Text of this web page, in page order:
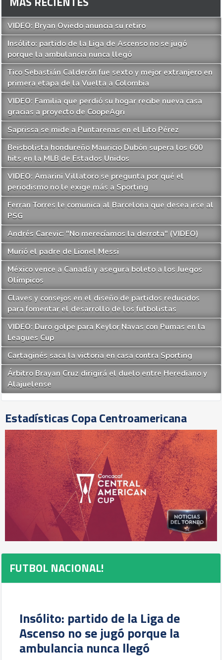
VIDEO: Bryan Oviedo anuncia su retiro
Insólito: partido de la Liga de Ascenso no se jugó
porque la ambulancia nunca llegó
Tico Sebastián Calderón fue sexto y mejor extranjero en
primera etapa de la Vuelta a Colombia
VIDEO: Familia que perdió su hogar recibe nueva casa
gracias a proyecto de CoopeAgri
Saprissa se mide a Puntarenas en el Lito Pérez
Beisbolista hondureño Mauricio Dubón supera los 600
hits en la MLB de Estados Unidos
VIDEO: Amarini Villatoro se pregunta por qué el
periodismo no le exige más a Sporting
Ferran Torres le comunica al Barcelona que desea irse al
PSG
Andrés Carevic: "No merecíamos la derrota" (VIDEO)
Murió el padre de Lionel Messi
México vence a Canadá y asegura boleto a los Juegos
Olímpicos
Claves y consejos en el diseño de partidos reducidos
para fomentar el desarrollo de los futbolistas
VIDEO: Duro golpe para Keylor Navas con Pumas en la
Leagues Cup
Cartaginés saca la victoria en casa contra Sporting
Árbitro Brayan Cruz dirigirá el duelo entre Herediano y
Alajuelense
Estadísticas Copa Centroamericana
FUTBOL NACIONAL!
Insólito: partido de la Liga de
Ascenso no se jugó porque la
ambulancia nunca llegó